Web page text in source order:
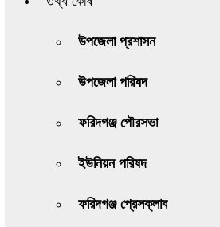
উপজেলা প্রশাসন
উপজেলা পরিষদ
ফরিদগঞ্জ পৌরসভা
ইউনিয়ন পরিষদ
ফরিদগঞ্জ প্রেসক্লাব